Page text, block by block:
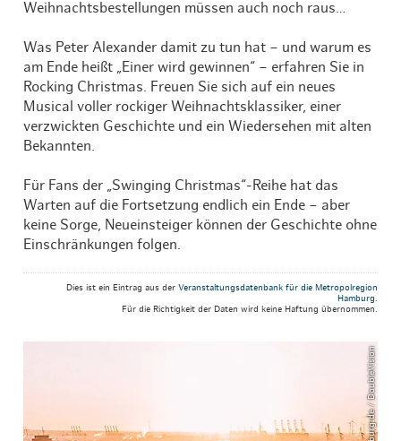
Weihnachtsbestellungen müssen auch noch raus…
Was Peter Alexander damit zu tun hat – und warum es
am Ende heißt „Einer wird gewinnen“ – erfahren Sie in
Rocking Christmas. Freuen Sie sich auf ein neues
Musical voller rockiger Weihnachtsklassiker, einer
verzwickten Geschichte und ein Wiedersehen mit alten
Bekannten.
Für Fans der „Swinging Christmas“-Reihe hat das
Warten auf die Fortsetzung endlich ein Ende – aber
keine Sorge, Neueinsteiger können der Geschichte ohne
Einschränkungen folgen.
Dies ist ein Eintrag aus der Veranstaltungsdatenbank für die Metropolregion
Hamburg.
Für die Richtigkeit der Daten wird keine Haftung übernommen.